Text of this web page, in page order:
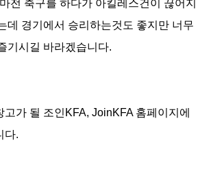
전 축구를 하다가 아킬레스건이 끊어지
데 경기에서 승리하는것도 좋지만 너무
기시길 바라겠습니다.
가 될 조인KFA, JoinKFA 홈페이지에
다.